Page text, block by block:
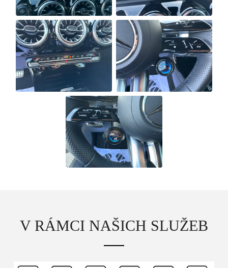
V RÁMCI NAŠICH SLUŽEB
Osobní vozy Užitkové vozy Nákladní vozy
Powered by chaterimo